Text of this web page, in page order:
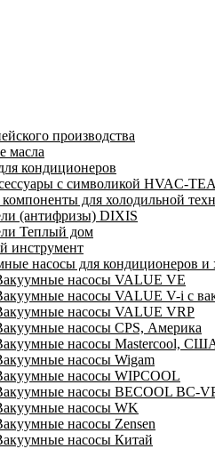
производства
масла
кондиционеров
с символикой HVAC-
для холодильной
(антифризы) DIXIS
Теплый дом
инструмент
насосы для кондиционеров и
насосы VALUE VE
насосы VALUE V-i с
насосы VALUE VRP
насосы CPS, Америка
насосы Mastercool,
насосы Wigam
насосы WIPCOOL
насосы BECOOL BC-
насосы WK
насосы Zensen
насосы Китай